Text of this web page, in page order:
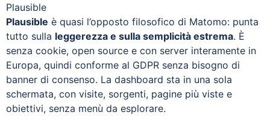
Plausible
Plausible è quasi l’opposto filosofico di Matomo: punta
tutto sulla leggerezza e sulla semplicità estrema. È
senza cookie, open source e con server interamente in
Europa, quindi conforme al GDPR senza bisogno di
banner di consenso. La dashboard sta in una sola
schermata, con visite, sorgenti, pagine più viste e
obiettivi, senza menù da esplorare.